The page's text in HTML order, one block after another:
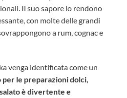
Il suo sapore lo rendono
con molte delle grandi
a rum, cognac e
venga identificata come un
le preparazioni dolci,
è divertente e